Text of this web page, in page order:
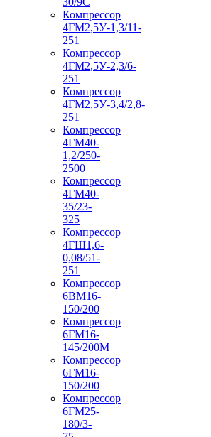
Компрессор
4ГМ2,5У-1,3/11-
251
Компрессор
4ГМ2,5У-2,3/6-
251
Компрессор
4ГМ2,5У-3,4/2,8-
251
Компрессор
4ГМ40-
1,2/250-
2500
Компрессор
4ГМ40-
35/23-
325
Компрессор
4ГШ1,6-
0,08/51-
251
Компрессор
6ВМ16-
150/200
Компрессор
6ГМ16-
145/200М
Компрессор
6ГМ16-
150/200
Компрессор
6ГМ25-
180/3-